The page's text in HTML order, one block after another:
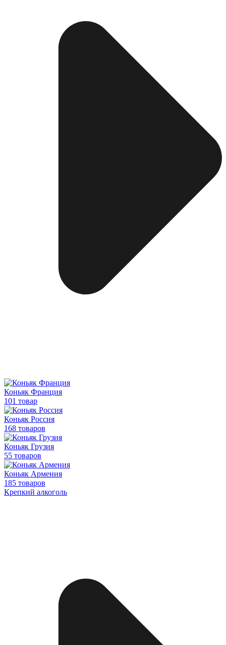
Коньяк Франция
101 товар
Коньяк Россия
168 товаров
Коньяк Грузия
55 товаров
Коньяк Армения
185 товаров
Крепкий алкоголь